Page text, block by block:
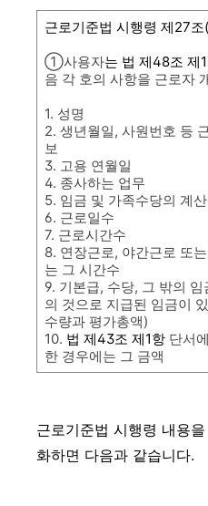
근로기준법 시행령 제27
①사용자는 법 제48조 제
음 각 호의 사항을 근로자
1. 성명
2. 생년월일, 사원번호 등
보
3. 고용 연월일
4. 종사하는 업무
5. 임금 및 가족수당의 계
6. 근로일수
7. 근로시간수
8. 연장근로, 야간근로 또
는 그 시간수
9. 기본급, 수당, 그 밖의
의 것으로 지급된 임금이
수량과 평가총액)
10. 법 제43조 제1항 단서
한 경우에는 그 금액
근로기준법 시행령 내용
화하면 다음과 같습니다.